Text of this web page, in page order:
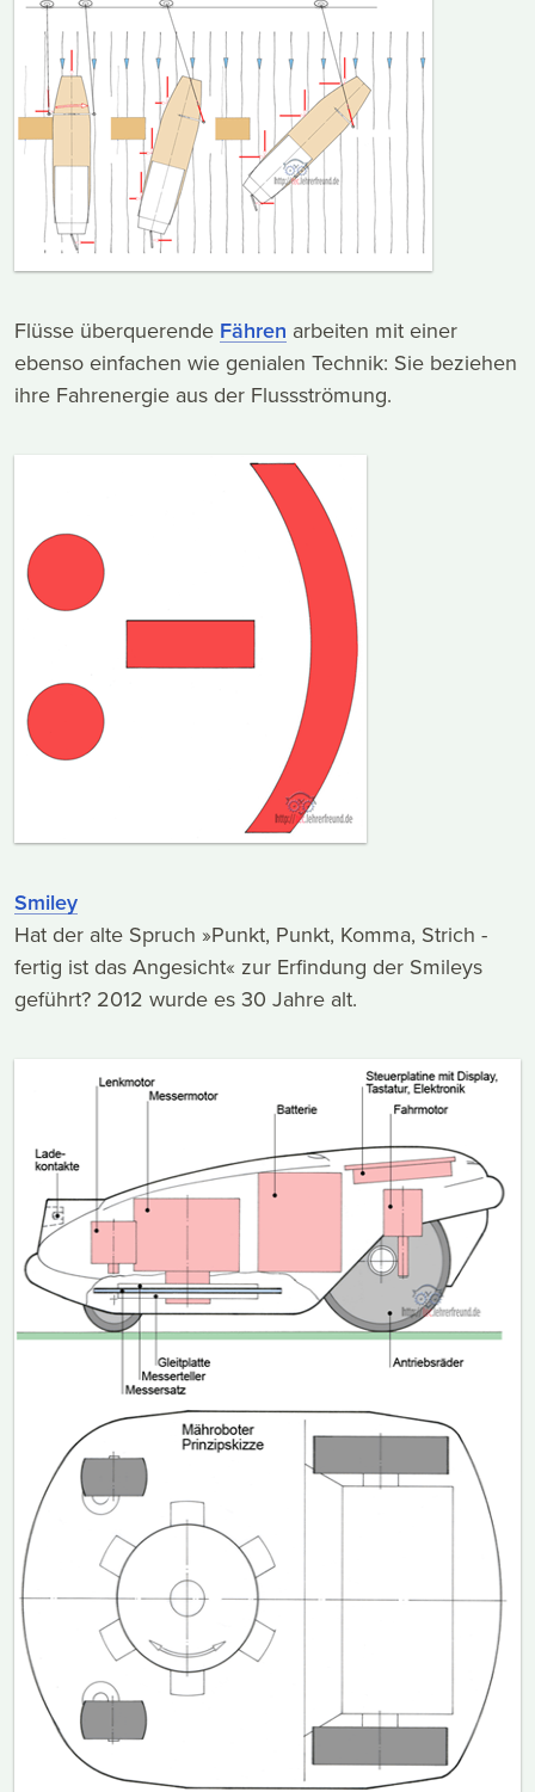
Flüsse überquerende Fähren arbeiten mit einer
ebenso einfachen wie genialen Technik: Sie beziehen
ihre Fahrenergie aus der Flussströmung.
Smiley
Hat der alte Spruch »Punkt, Punkt, Komma, Strich -
fertig ist das Angesicht« zur Erfindung der Smileys
geführt? 2012 wurde es 30 Jahre alt.